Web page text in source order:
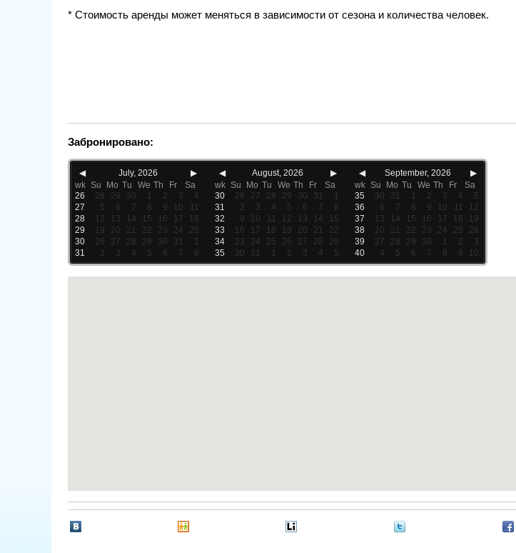
* Стоимость аренды может меняться в зависимости от сезона и количества человек.
Забронировано:
◀ July, 2026
▶
wk Su Mo Tu We Th Fr
Sa
26
28 29 30 1 2 3
4
27
5 6 7 8 9 10
11
28
12 13 14 15 16 17
18
29
19 20 21 22 23 24
25
30
26 27 28 29 30 31
1
31
2 3 4 5 6 7 8
◀ August, 2026
▶
wk Su Mo Tu We Th Fr
Sa
30
26 27 28 29 30 31
1
31
2 3 4 5 6 7
8
32
9 10 11 12 13 14
15
33
16 17 18 19 20 21
22
34
23 24 25 26 27 28
29
35
30 31 1 2 3 4 5
◀ September, 2026
▶
wk Su Mo Tu We Th Fr
Sa
35
30 31 1 2 3 4
5
36
6 7 8 9 10 11
12
37
13 14 15 16 17 18
19
38
20 21 22 23 24 25
26
39
27 28 29 30 1 2
3
40
4 5 6 7 8 9 10